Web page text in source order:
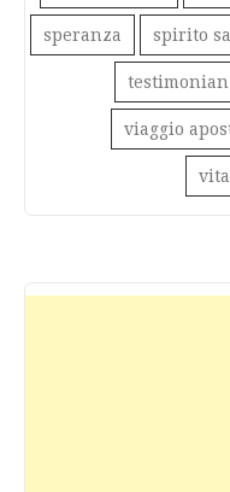
speranza spirito
viaggio